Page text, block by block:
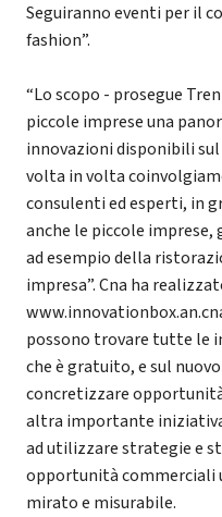
Seguiranno eventi per il
fashion”.
“Lo scopo - prosegue
piccole imprese una
innovazioni disponibili
volta in volta
consulenti ed esperti, in
anche le piccole
ad esempio della
impresa”. Cna ha
possono trovare tutte le
che è gratuito, e sul
concretizzare
altra importante
ad utilizzare strategie e
opportunità commerciali
mirato e misurabile.